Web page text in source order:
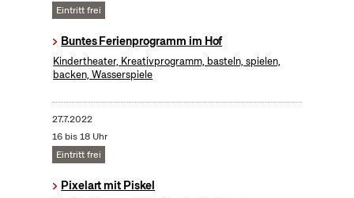
Eintritt frei
Buntes Ferienprogramm im Hof
Kindertheater, Kreativprogramm, basteln, spielen,
backen, Wasserspiele
27.7.2022
16 bis 18 Uhr
Eintritt frei
Pixelart mit Piskel